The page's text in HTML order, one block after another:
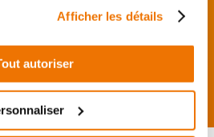
Afficher les détails
autoriser
livrées et